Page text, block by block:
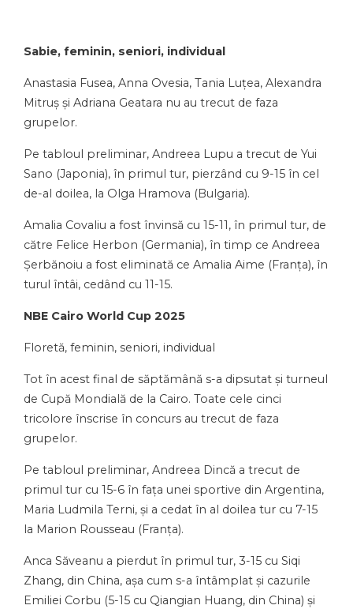
Sabie, feminin, seniori, individual
Anastasia Fusea, Anna Ovesia, Tania Luțea, Alexandra
Mitruș și Adriana Geatara nu au trecut de faza
grupelor.
Pe tabloul preliminar, Andreea Lupu a trecut de Yui
Sano (Japonia), în primul tur, pierzând cu 9-15 în cel
de-al doilea, la Olga Hramova (Bulgaria).
Amalia Covaliu a fost învinsă cu 15-11, în primul tur, de
către Felice Herbon (Germania), în timp ce Andreea
Șerbănoiu a fost eliminată ce Amalia Aime (Franța), în
turul întâi, cedând cu 11-15.
NBE Cairo World Cup 2025
Floretă, feminin, seniori, individual
Tot în acest final de săptămână s-a dipsutat și turneul
de Cupă Mondială de la Cairo. Toate cele cinci
tricolore înscrise în concurs au trecut de faza
grupelor.
Pe tabloul preliminar, Andreea Dincă a trecut de
primul tur cu 15-6 în fața unei sportive din Argentina,
Maria Ludmila Terni, și a cedat în al doilea tur cu 7-15
la Marion Rousseau (Franța).
Anca Săveanu a pierdut în primul tur, 3-15 cu Siqi
Zhang, din China, așa cum s-a întâmplat și cazurile
Emiliei Corbu (5-15 cu Qiangian Huang, din China) și